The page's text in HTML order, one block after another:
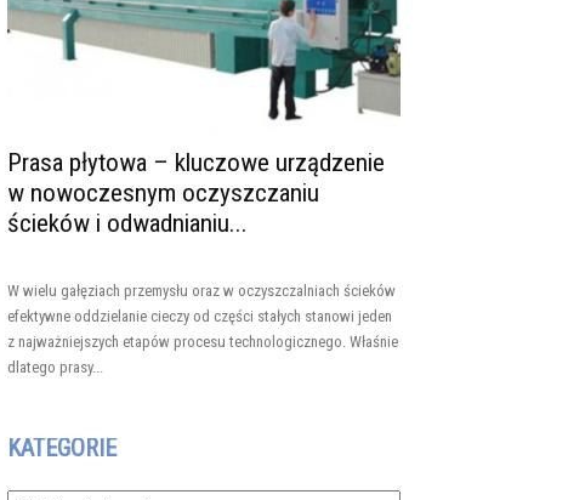
Prasa płytowa – kluczowe urządzenie
w nowoczesnym oczyszczaniu
ścieków i odwadnianiu...
W wielu gałęziach przemysłu oraz w oczyszczalniach ścieków
efektywne oddzielanie cieczy od części stałych stanowi jeden
z najważniejszych etapów procesu technologicznego. Właśnie
dlatego prasy...
KATEGORIE
Kategorie